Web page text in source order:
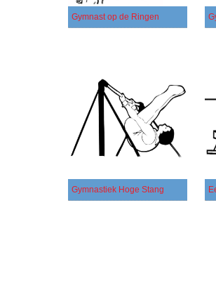
Gymnast op de Ringen
Gymnastiek Hoge Stang